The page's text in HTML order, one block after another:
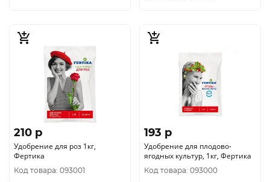
210 p
Удобрение для роз 1кг,
Фертика
Код товара: 093001
193 p
Удобрение для плодово-
ягодных культур, 1кг, Фертика
Код товара: 093000